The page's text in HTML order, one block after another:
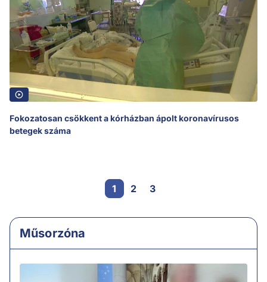
Fokozatosan csökkent a kórházban ápolt koronavírusos
betegek száma
1 2 3
Műsorzóna